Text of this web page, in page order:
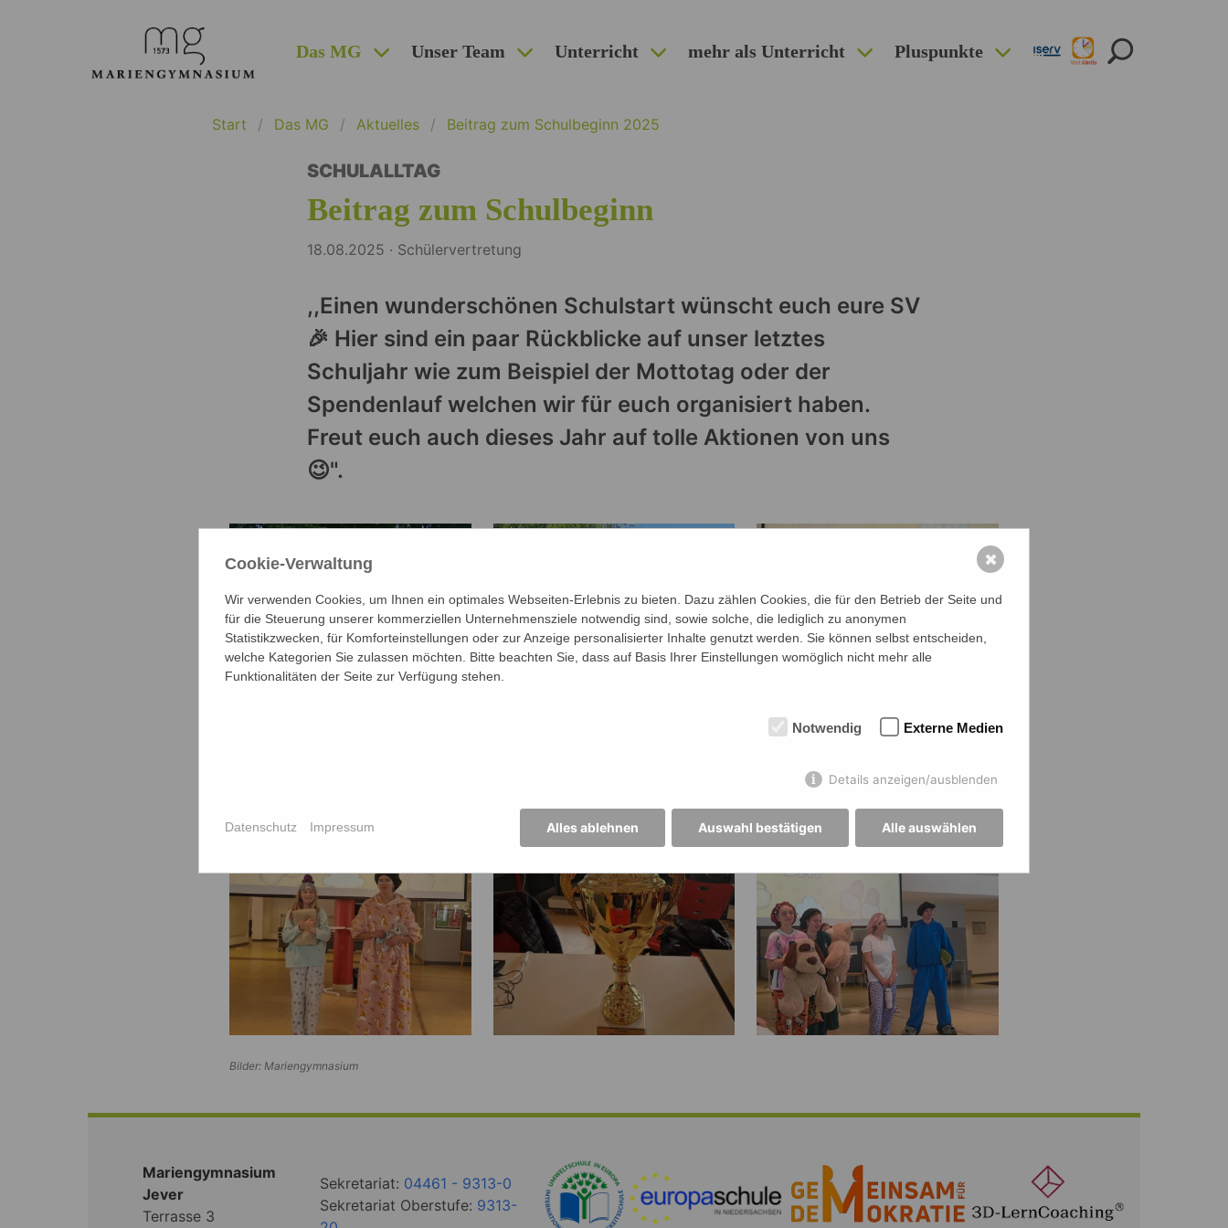
Das MG Unser Team Unterricht mehr als Unterricht Pluspunkte
Start Das MG Aktuelles Beitrag zum Schulbeginn 2025
SCHULALLTAG
Beitrag zum Schulbeginn
18.08.2025 · Schülervertretung
,,Einen wunderschönen Schulstart wünscht euch eure SV
🎉 Hier sind ein paar Rückblicke auf unser letztes
Schuljahr wie zum Beispiel der Mottotag oder der
Spendenlauf welchen wir für euch organisiert haben.
Freut euch auch dieses Jahr auf tolle Aktionen von uns
😉".
Bilder: Mariengymnasium
Mariengymnasium
Jever
Terrasse 3
Sekretariat: 04461 - 9313-0
Sekretariat Oberstufe: 9313-
Cookie-Verwaltung
Wir verwenden Cookies, um Ihnen ein optimales Webseiten-Erlebnis zu bieten. Dazu zählen Cookies, die für den Betrieb der Seite und
für die Steuerung unserer kommerziellen Unternehmensziele notwendig sind, sowie solche, die lediglich zu anonymen
Statistikzwecken, für Komforteinstellungen oder zur Anzeige personalisierter Inhalte genutzt werden. Sie können selbst entscheiden,
welche Kategorien Sie zulassen möchten. Bitte beachten Sie, dass auf Basis Ihrer Einstellungen womöglich nicht mehr alle
Funktionalitäten der Seite zur Verfügung stehen.
Notwendig Externe Medien
Details anzeigen/ausblenden
Alles ablehnen Auswahl bestätigen Alle auswählen
Datenschutz Impressum
✖